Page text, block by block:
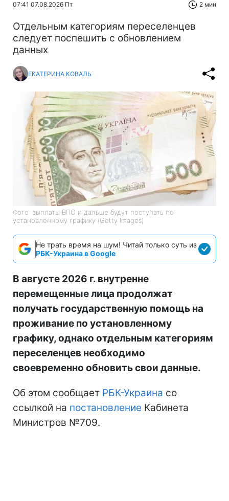
07:41 07.08.2026 Пт 2 мин
Отдельным категориям переселенцев
следует поспешить с обновлением
данных
ЕКАТЕРИНА КОВАЛЬ
Фото: выплаты ВПО и дальше будут поступать по
установленному графику (Getty Images)
Не трать время на шум! Читай только суть из
РБК-Украина в Google
В августе 2026 г. внутренне
перемещенные лица продолжат
получать государственную помощь на
проживание по установленному
графику, однако отдельным категориям
переселенцев необходимо
своевременно обновить свои данные.
Об этом сообщает РБК-Украина со
ссылкой на постановление Кабинета
Министров №709.